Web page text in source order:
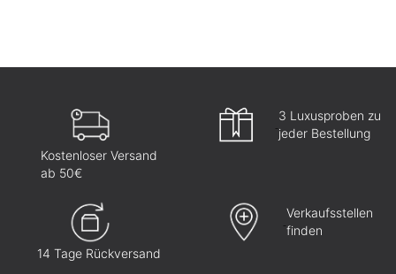
Kostenloser Versand
ab 50€
3 Luxusproben zu
jeder Bestellung
14 Tage Rückversand
Verkaufsstellen
finden